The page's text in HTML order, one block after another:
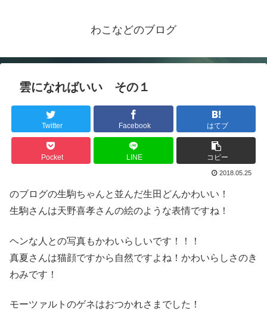
わこなどのブログ
雲になればいい その１
Twitter Facebook はてブ
Pocket LINE コピー
2018.05.25
のブログの生駒ちゃんと並んだ生田どんかわいい！
生駒さんは天野喜孝さんの絵のような表情ですね！
ヘンな人との写真もかわいらしいです！！！
真夏さんは猫顔ですから自然ですよね！かわいらしさのき
わみです！
モーツァルトのゲネはおつかれさまでした！